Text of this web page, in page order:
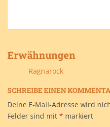
Erwähnungen
Ragnarock
SCHREIBE EINEN
Deine E-Mail-Adresse wird
Felder sind mit * markiert